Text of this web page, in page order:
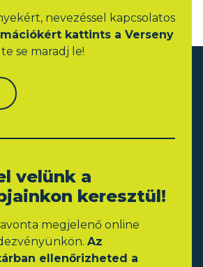
nevezéssel kapcsolatos
kattints a Verseny
se maradj le!
velünk a
keresztül!
megjelenő online
Az
ellenőrizheted a